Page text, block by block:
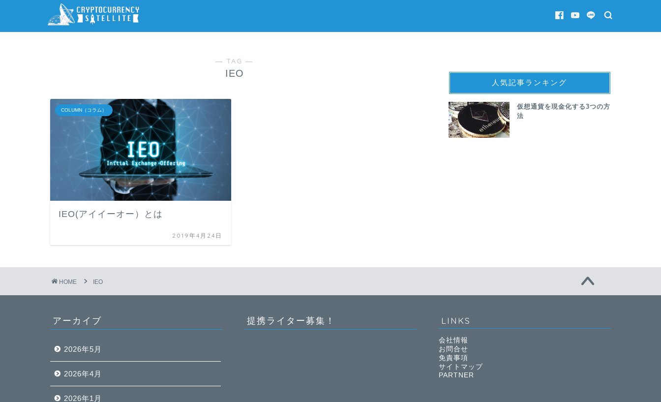
― TAG ―
IEO
COLUMN（コラム）
IEO(アイイーオー）とは
2019年4月24日
人気記事ランキング
仮想通貨を現金化する3つの方
法
HOME IEO
アーカイブ
2026年5月
2026年4月
2026年1月
提携ライター募集！ LINKS
会社情報
お問合せ
免責事項
サイトマップ
PARTNER